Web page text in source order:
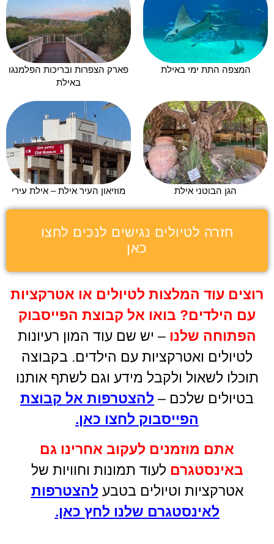
המצפה התת ימי באילת
פארק הצפרות ובריכות הפלמנגו
באילת
הגן הבוטני אילת מוזיאון העיר אילת – אילת עירי
חזרה לטיולים נגישים לנכים לחצו
כאן
רוצים עוד המלצות לטיולים או אטרקציות
עם הילדים? בואו אל קבוצת הפייסבוק
הפתוחה שלנו – יש שם עוד המון רעיונות
לטיולים ואטרקציות עם הילדים. בקבוצה
תוכלו לשאול ולקבל מידע וגם לשתף אותנו
בטיולים שלכם – להצטרפות אל קבוצת
הפייסבוק לחצו כאן.
אתם מוזמנים לעקוב אחרינו גם
באינסטגרם לעוד תמונות וחוויות של
אטרקציות וטיולים בטבע להצטרפות
לאינסטגרם שלנו לחץ כאן.